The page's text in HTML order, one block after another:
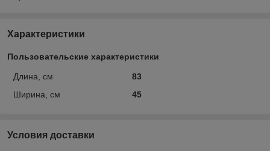
Характеристики
Пользовательские характеристики
Длина, см
83
Ширина, см
45
Условия доставки